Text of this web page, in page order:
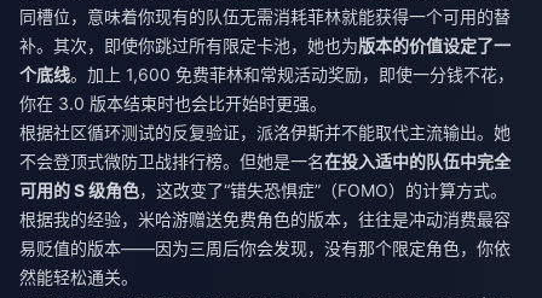
同槽位，意味着你现有的队伍无需消耗菲林就能获得一个可用的替
补。其次，即使你跳过所有限定卡池，她也为版本的价值设定了一
个底线。加上 1,600 免费菲林和常规活动奖励，即使一分钱不花，
你在 3.0 版本结束时也会比开始时更强。
根据社区循环测试的反复验证，派洛伊斯并不能取代主流输出。她
不会登顶式微防卫战排行榜。但她是一名在投入适中的队伍中完全
可用的 S 级角色，这改变了“错失恐惧症”（FOMO）的计算方式。
根据我的经验，米哈游赠送免费角色的版本，往往是冲动消费最容
易贬值的版本——因为三周后你会发现，没有那个限定角色，你依
然能轻松通关。